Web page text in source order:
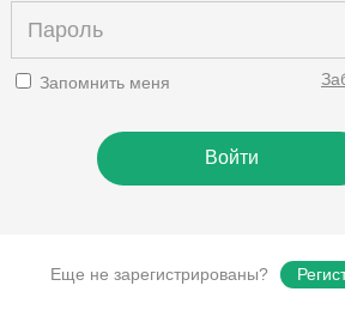
Запомнить меня
Еще не зарегистрированы?